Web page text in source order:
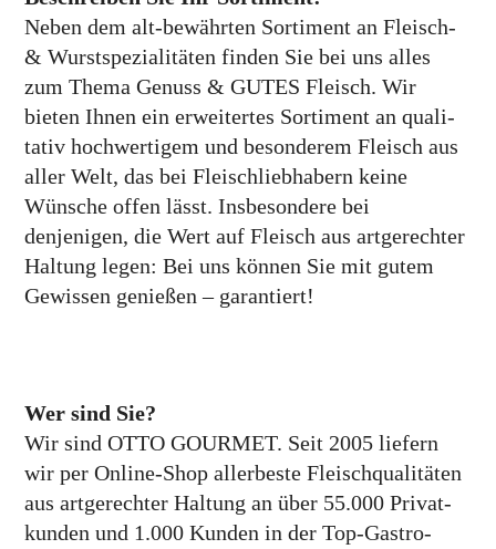
Neben dem alt-bewährten Sorti­ment an Fleisch-
& Wurst­spezialitäten finden Sie bei uns alles
zum Thema Genuss & GUTES Fleisch. Wir
bieten Ihnen ein erwei­tertes Sorti­ment an quali­
tativ hoch­wertigem und beson­derem Fleisch aus
aller Welt, das bei Fleisch­liebhabern keine
Wünsche offen lässt. Insbeson­dere bei
denjenigen, die Wert auf Fleisch aus art­gerechter
Haltung legen: Bei uns können Sie mit gutem
Gewissen genießen – garantiert!
Wer sind Sie?
Wir sind OTTO GOURMET. Seit 2005 liefern
wir per Online-Shop aller­beste Fleisch­qualitäten
aus art­gerechter Haltung an über 55.000 Privat­
kunden und 1.000 Kunden in der Top-Gastro­